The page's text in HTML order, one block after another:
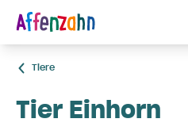
Tiere
Tier Einhorn